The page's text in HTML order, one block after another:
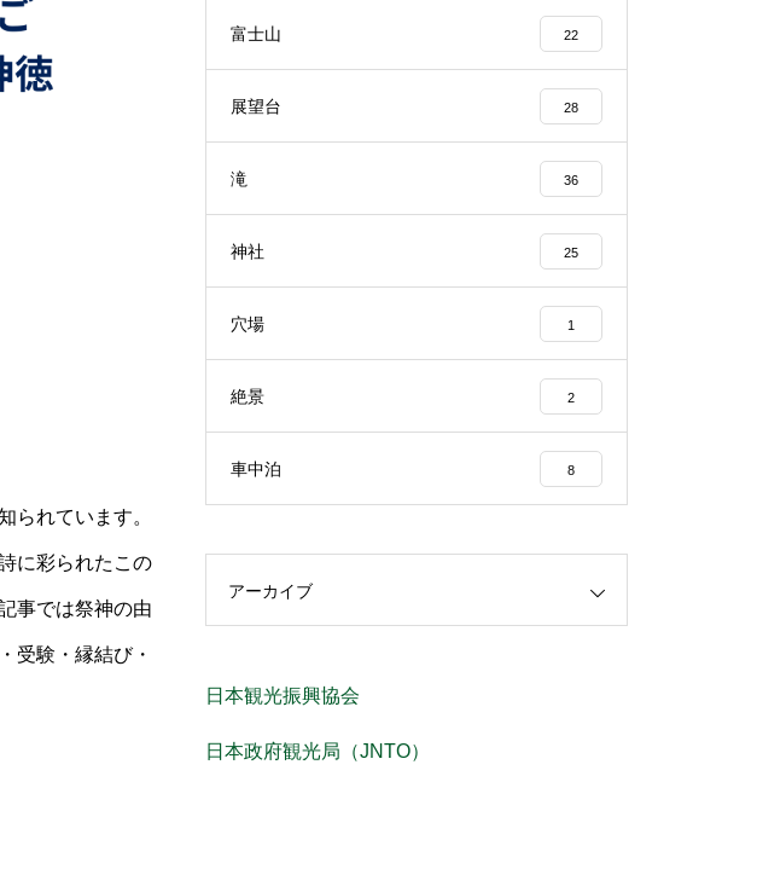
られています。
に彩られたこの
事では祭神の由
受験・縁結び・
富士山 22
展望台 28
滝 36
神社 25
穴場 1
絶景 2
車中泊 8
アーカイブ
日本観光振興協会
日本政府観光局（JNTO）